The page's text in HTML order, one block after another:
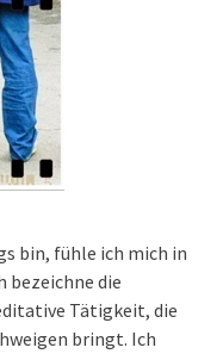
bin, fühle ich mich in
die
Tätigkeit, die
bringt. Ich